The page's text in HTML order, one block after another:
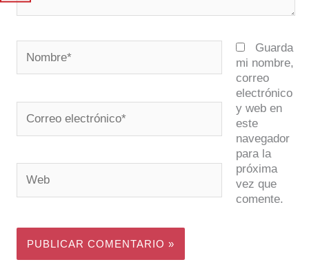
electrónico*
Guarda
mi nombre,
correo
electrónico
y web en
este
navegador
para la
próxima
vez que
comente.